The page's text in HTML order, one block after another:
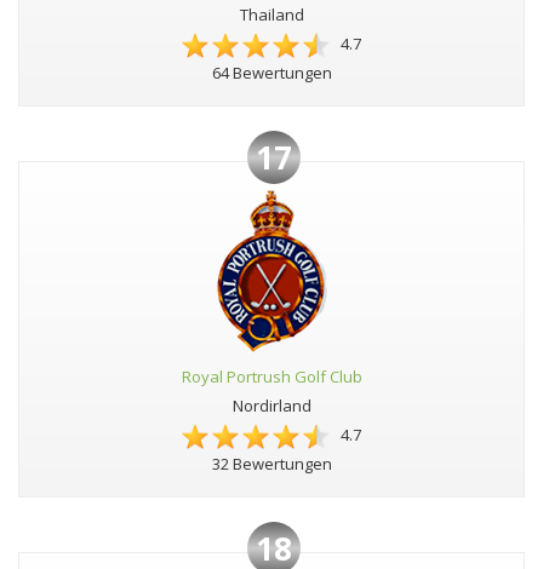
Thailand
4.7
64 Bewertungen
17
Royal Portrush Golf Club
Nordirland
4.7
32 Bewertungen
18